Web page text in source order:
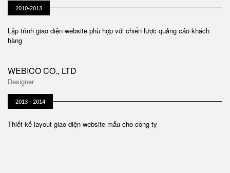
2010-2013
Lập trình giao diện website phù hợp với chiến lược quảng cáo khách
hàng
WEBICO CO., LTD
Designer
2013 - 2014
Thiết kế layout giao diện website mẫu cho công ty